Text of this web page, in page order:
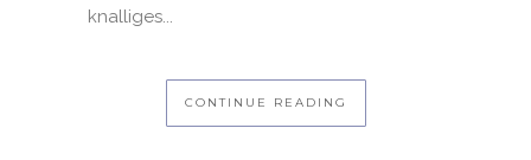
knalliges...
CONTINUE READING